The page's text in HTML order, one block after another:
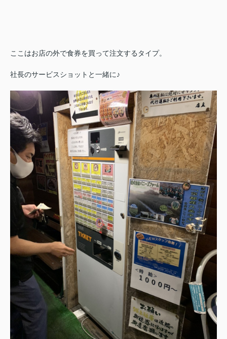
ここはお店の外で食券を買って注文するタイプ。
社長のサービスショットと一緒に♪